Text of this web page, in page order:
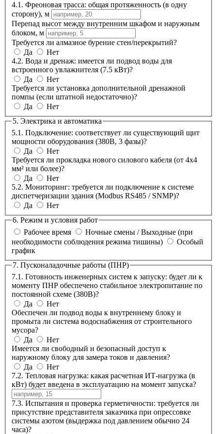
4.1. Фреоновая трасса: общая протяженность (в одну
сторону), м
Перепад высот между внутренним шкафом и наружным
блоком, м
Требуется ли алмазное бурение стен/перекрытий?
Да
Нет
4.2. Вода и дренаж: имеется ли подвод воды для
встроенного увлажнителя (7.5 кВт)?
Да
Нет
Требуется ли установка дополнительной дренажной
помпы (если штатной недостаточно)?
Да
Нет
5. Электрика и автоматика
5.1. Подключение: соответствует ли существующий щит
мощности оборудования (380В, 3 фазы)?
Да
Нет
Требуется ли прокладка нового силового кабеля (от 4х4
мм² или более)?
Да
Нет
5.2. Мониторинг: требуется ли подключение к системе
диспетчеризации здания (Modbus RS485 / SNMP)?
Да
Нет
6. Режим и условия работ
Рабочее время
Ночные смены / Выходные (при
необходимости соблюдения режима тишины)
Особый
график
7. Пусконаладочные работы (ПНР)
7.1. Готовность инженерных систем к запуску: будет ли к
моменту ПНР обеспечено стабильное электропитание по
постоянной схеме (380В)?
Да
Нет
Обеспечен ли подвод воды к внутреннему блоку и
промыта ли система водоснабжения от строительного
мусора?
Да
Нет
Имеется ли свободный и безопасный доступ к
наружному блоку для замера токов и давления?
Да
Нет
7.2. Тепловая нагрузка: какая расчетная ИТ-нагрузка (в
кВт) будет введена в эксплуатацию на момент запуска?
7.3. Испытания и проверка герметичности: требуется ли
присутствие представителя заказчика при опрессовке
системы азотом (выдержка под давлением обычно 24
часа)?